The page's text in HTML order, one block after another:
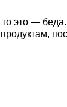
это —